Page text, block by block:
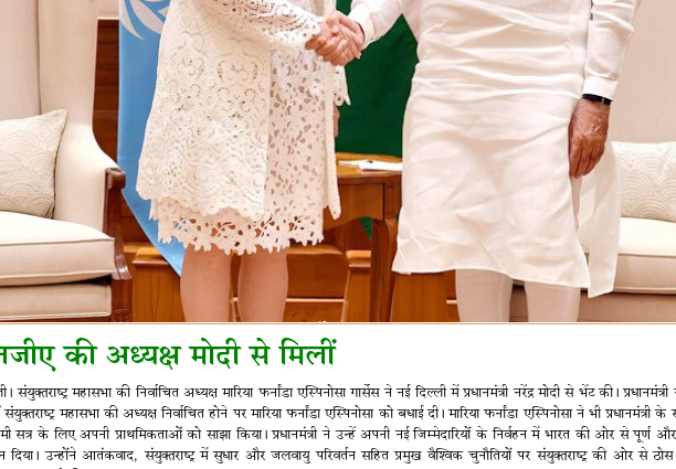
की अध्यक्ष मोदी से मिलीं
संयुक्तराष्ट्र महासभा की निर्वाचित अध्यक्ष मारिया फर्नांडा एस्पिनोसा गार्सेस ने नई दिल्ली में प्रधानमंत्री नरेंद्र मोदी से भेंट की।
महासभा की अध्‍यक्ष निर्वाचित होने पर मारिया फर्नांडा एस्पिनोसा को बधाई दी। मारिया फर्नांडा एस्पिनोसा ने भी प्रधानमंत्री के
सत्र के लिए अपनी प्राथमिकताओं को साझा किया। प्रधानमंत्री ने उन्हें अपनी नई जिम्मेदारियों के निर्वहन में भारत की ओर से पूर्ण
दिया। उन्होंने आतंकवाद, संयुक्तराष्ट्र में सुधार और जलवायु परिवर्तन सहित प्रमुख वैश्विक चुनौतियों पर संयुक्तराष्ट्र की ओर से ठोस